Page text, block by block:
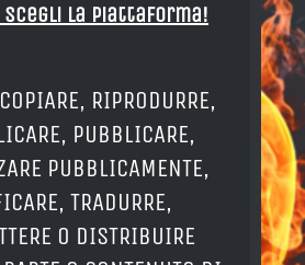
Scegli la piattaforma!
RIPRODURRE,
PUBBLICARE,
PUBBLICAMENTE,
TRADURRE,
O DISTRIBUIRE